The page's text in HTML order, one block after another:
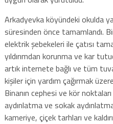
Arkadyevka köyündeki okulda
süresinden önce tamamlandı.
elektrik şebekeleri ile çatısı
yıldırımdan korunma ve kar
artık internete bağlı ve tüm
kişiler için yardım çağırmak
Binanın cephesi ve kör
aydınlatma ve sokak
kameriye, çiçek tarhları ve